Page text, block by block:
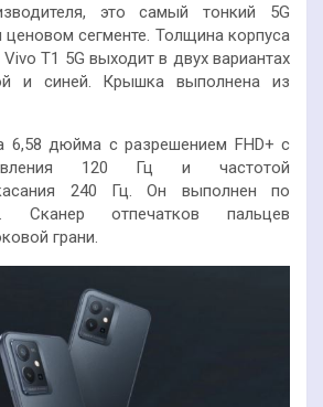
это самый тонкий 5G
сегменте. Толщина корпуса
T1 5G выходит в двух вариантах
и синей. Крышка выполнена из
6,58 дюйма с разрешением FHD+ с
120 Гц и частотой
240 Гц. Он выполнен по
Сканер отпечатков пальцев
грани.